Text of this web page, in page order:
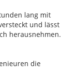
lang mit
und lässt
herausnehmen.
die